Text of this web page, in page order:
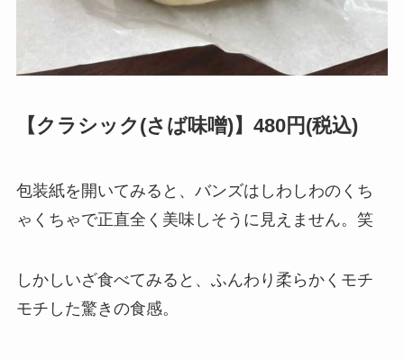
【クラシック(さば味噌)】480円(税込)
包装紙を開いてみると、バンズはしわしわのくち
ゃくちゃで正直全く美味しそうに見えません。笑
しかしいざ食べてみると、ふんわり柔らかくモチ
モチした驚きの食感。